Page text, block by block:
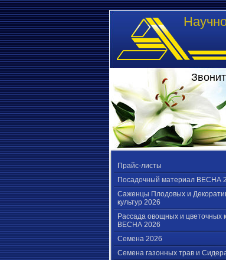
Прайс-листы
Посадочный материал ВЕСНА
Саженцы Плодовых и
культур 2026
Рассада овощных и цветочных
ВЕСНА 2026
Семена 2026
Семена газонных трав и